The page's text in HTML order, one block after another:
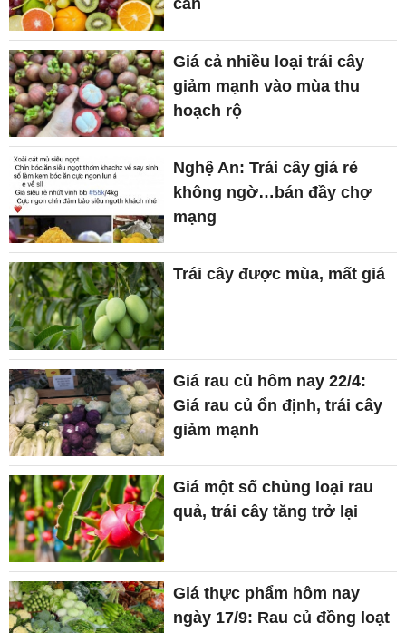
cân
Giá cả nhiều loại trái cây
giảm mạnh vào mùa thu
hoạch rộ
Nghệ An: Trái cây giá rẻ
không ngờ…bán đầy chợ
mạng
Trái cây được mùa, mất giá
Giá rau củ hôm nay 22/4:
Giá rau củ ổn định, trái cây
giảm mạnh
Giá một số chủng loại rau
quả, trái cây tăng trở lại
Giá thực phẩm hôm nay
ngày 17/9: Rau củ đồng loạt